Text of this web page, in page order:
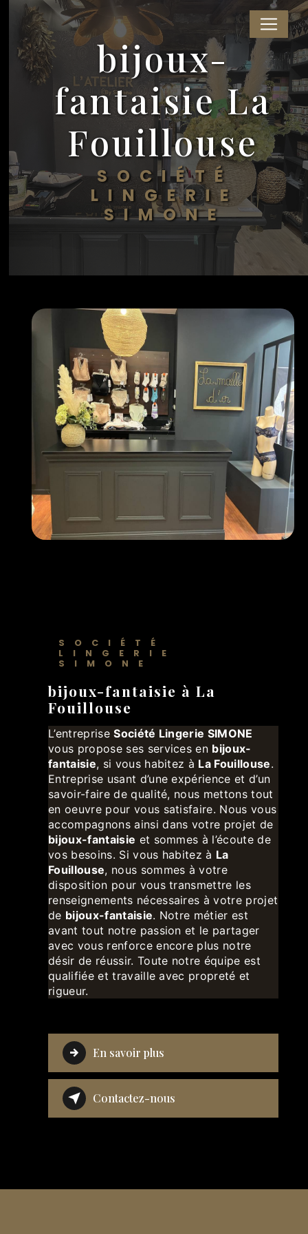
bijoux-
fantaisie La
Fouillouse
SOCIÉTÉ
LINGERIE
SIMONE
SOCIÉTÉ
LINGERIE
SIMONE
bijoux-fantaisie à La
Fouillouse
L’entrepriseSociété Lingerie SIMONE
vous propose ses services en bijoux-
fantaisie, si vous habitez à La Fouillouse.
Entreprise usant d’une expérience et d’un
savoir-faire de qualité, nous mettons tout
en oeuvre pour vous satisfaire. Nous vous
accompagnons ainsi dans votre projet de
bijoux-fantaisie et sommes à l’écoute de
vos besoins. Si vous habitez à La
Fouillouse, nous sommes à votre
disposition pour vous transmettre les
renseignements nécessaires à votre projet
de bijoux-fantaisie. Notre métier est
avant tout notre passion et le partager
avec vous renforce encore plus notre
désir de réussir. Toute notre équipe est
qualifiée et travaille avec propreté et
rigueur.
En savoir plus
Contactez-nous
Panneau de gestion des cookies